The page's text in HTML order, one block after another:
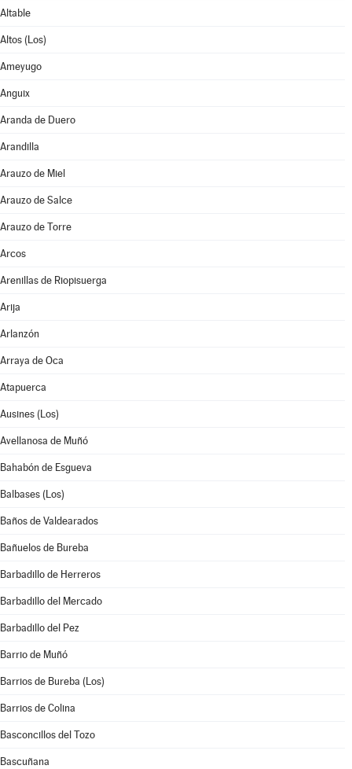
Altable
Altos (Los)
Ameyugo
Anguix
Aranda de Duero
Arandilla
Arauzo de Miel
Arauzo de Salce
Arauzo de Torre
Arcos
Arenillas de Riopisuerga
Arija
Arlanzón
Arraya de Oca
Atapuerca
Ausines (Los)
Avellanosa de Muñó
Bahabón de Esgueva
Balbases (Los)
Baños de Valdearados
Bañuelos de Bureba
Barbadillo de Herreros
Barbadillo del Mercado
Barbadillo del Pez
Barrio de Muñó
Barrios de Bureba (Los)
Barrios de Colina
Basconcillos del Tozo
Bascuñana